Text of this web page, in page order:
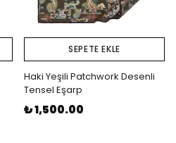
SEPETE EKLE
Haki Yeşili Patchwork Desenli
Tensel Eşarp
₺ 1,500.00